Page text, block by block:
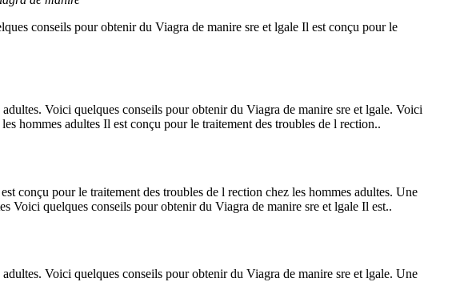
conseils pour obtenir du Viagra de manire sre et lgale Il est conçu pour le
Voici quelques conseils pour obtenir du Viagra de manire sre et lgale. Voici
hommes adultes Il est conçu pour le traitement des troubles de l rection..
conçu pour le traitement des troubles de l rection chez les hommes adultes. Une
Voici quelques conseils pour obtenir du Viagra de manire sre et lgale Il est..
Voici quelques conseils pour obtenir du Viagra de manire sre et lgale. Une